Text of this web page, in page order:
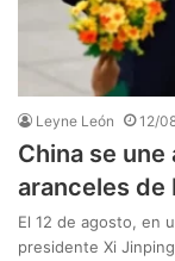
Leyne León 12/
China se
aranceles de
El 12 de agosto, en
presidente Xi